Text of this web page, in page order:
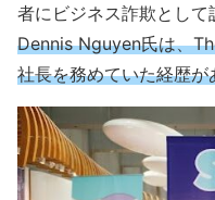
者にビジネス詐欺として
Dennis Nguyen氏は、
社長を務めていた経歴が